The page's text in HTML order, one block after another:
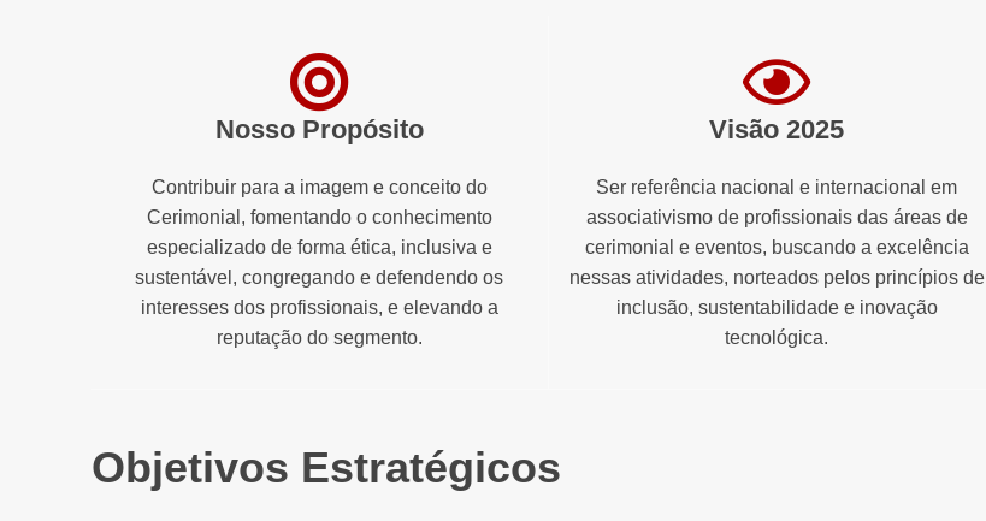
Nosso Propósito
Contribuir para a imagem e conceito do
Cerimonial, fomentando o conhecimento
especializado de forma ética, inclusiva e
sustentável, congregando e defendendo os
interesses dos profissionais, e elevando a
reputação do segmento.
Visão 2025
Ser referência nacional e internacional em
associativismo de profissionais das áreas de
cerimonial e eventos, buscando a excelência
nessas atividades, norteados pelos princípios de
inclusão, sustentabilidade e inovação
tecnológica.
Objetivos Estratégicos